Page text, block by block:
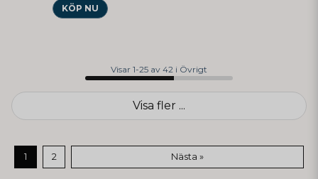
KÖP NU
Visar 1-25 av 42 i Övrigt
Visa fler ...
1 2 Nästa »